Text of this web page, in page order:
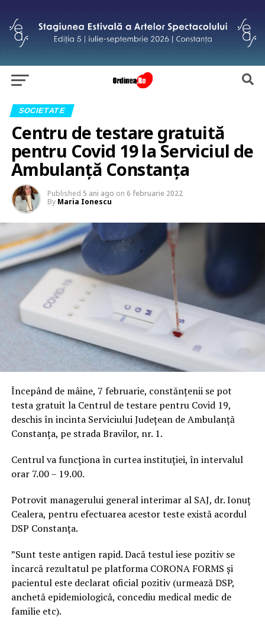
SOCIETATE
Centru de testare gratuită
pentru Covid 19 la Serviciul de
Ambulanță Constanța
Published 5 ani ago on 6 februarie 2022
By Maria Ionescu
Începând de mâine, 7 februarie, constănțenii se pot
testa gratuit la Centrul de testare pentru Covid 19,
deschis în incinta Serviciului Județean de Ambulanță
Constanța, pe strada Bravilor, nr. 1.
Centrul va funcționa în curtea instituției, în intervalul
orar 7.00 – 19.00.
Potrovit managerului general interimar al SAJ, dr. Ionuț
Cealera, pentru efectuarea acestor teste există acordul
DSP Constanța.
”Sunt teste antigen rapid. Dacă testul iese pozitiv se
încarcă rezultatul pe platforma CORONA FORMS și
pacientul este declarat oficial pozitiv (urmează DSP,
anchetă epidemiologică, concediu medical medic de
familie etc).